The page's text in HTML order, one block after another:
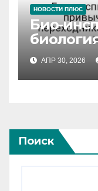
НОВОСТИ ПЛЮС
Био-
АПР 30, 2026
Поиск